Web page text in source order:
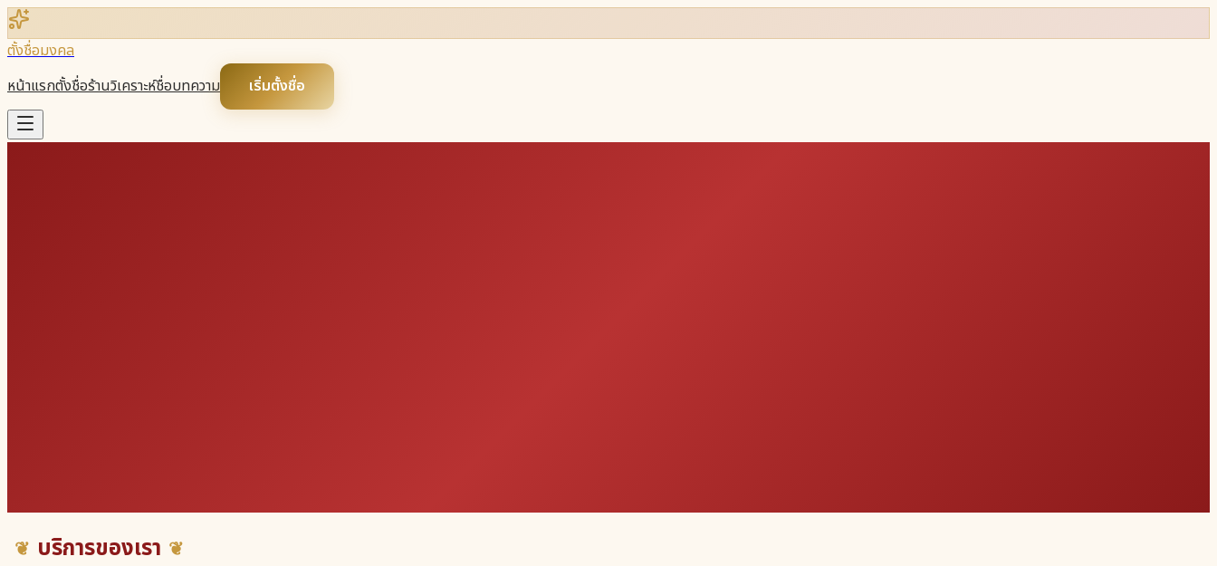
ตั้งชื่อมงคล
หน้าแรกตั้งชื่อร้านวิเคราะห์ชื่อบทความ เริ่มตั้งชื่อ
บริการของเรา